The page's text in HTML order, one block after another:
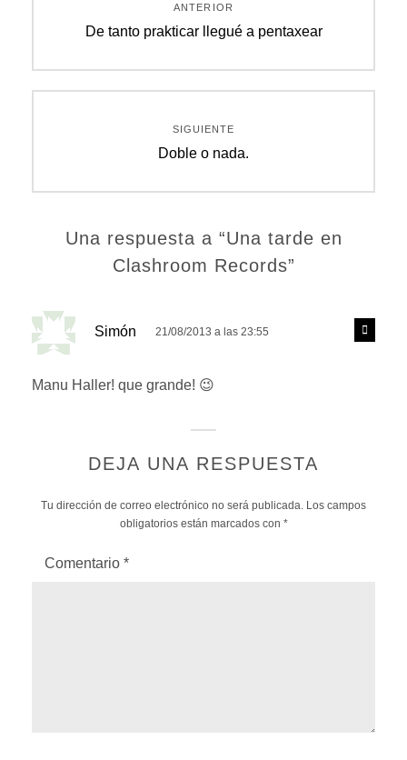
entradas
ANTERIOR
Entrada
De tanto prakticar llegué a pentaxear
SIGUIENTE
Entrada
Doble o nada.
Una respuesta a “Una tarde en
Clashroom Records”
Simón
e
21/08/2013 a las 23:55
Manu Haller! que grande! 😉
e
DEJA UNA RESPUESTA
Tu dirección de correo electrónico no será publicada. Los campos
obligatorios están marcados con *
Comentario *